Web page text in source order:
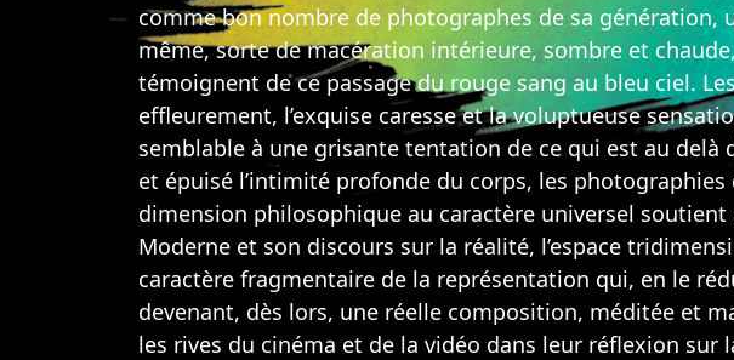
comme bon nombre de photographes de sa
même, sorte de macération intérieure, sombre et
témoignent de ce passage du rouge sang au bleu ciel.
effleurement, l’exquise caresse et la voluptueuse
semblable à une grisante tentation de ce qui est au
et épuisé l’intimité profonde du corps, les photographies
dimension philosophique au caractère universel
Moderne et son discours sur la réalité, l’espace
caractère fragmentaire de la représentation qui, en le
devenant, dès lors, une réelle composition, méditée et
les rives du cinéma et de la vidéo dans leur réflexion sur